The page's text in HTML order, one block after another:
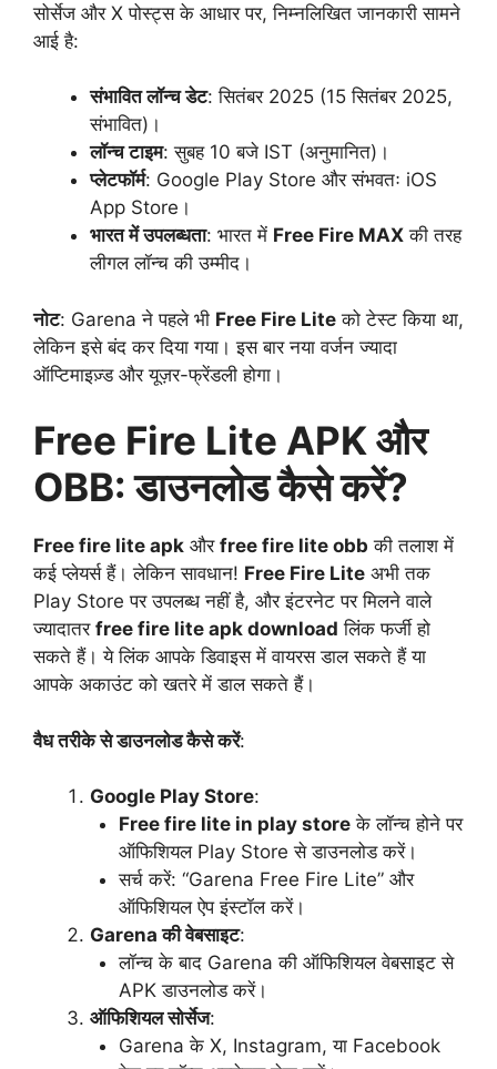
सोर्सेज और X पोस्ट्स के आधार पर, निम्नलिखित जानकारी सामने
आई है:
संभावित लॉन्च डेट: सितंबर 2025 (15 सितंबर 2025,
संभावित)।
लॉन्च टाइम: सुबह 10 बजे IST (अनुमानित)।
प्लेटफॉर्म: Google Play Store और संभवतः iOS
App Store।
भारत में उपलब्धता: भारत में Free Fire MAX की तरह
लीगल लॉन्च की उम्मीद।
नोट: Garena ने पहले भी Free Fire Lite को टेस्ट किया था,
लेकिन इसे बंद कर दिया गया। इस बार नया वर्जन ज्यादा
ऑप्टिमाइज़्ड और यूज़र-फ्रेंडली होगा।
Free Fire Lite APK और
OBB: डाउनलोड कैसे करें?
Free fire lite apk और free fire lite obb की तलाश में
कई प्लेयर्स हैं। लेकिन सावधान! Free Fire Lite अभी तक
Play Store पर उपलब्ध नहीं है, और इंटरनेट पर मिलने वाले
ज्यादातर free fire lite apk download लिंक फर्जी हो
सकते हैं। ये लिंक आपके डिवाइस में वायरस डाल सकते हैं या
आपके अकाउंट को खतरे में डाल सकते हैं।
वैध तरीके से डाउनलोड कैसे करें:
Google Play Store:
Free fire lite in play storeके लॉन्च होने पर
ऑफिशियल Play Store से डाउनलोड करें।
सर्च करें: “Garena Free Fire Lite” और
ऑफिशियल ऐप इंस्टॉल करें।
Garena की वेबसाइट:
लॉन्च के बाद Garena की ऑफिशियल वेबसाइट से
APK डाउनलोड करें।
ऑफिशियल सोर्सेज:
Garena के X, Instagram, या Facebook